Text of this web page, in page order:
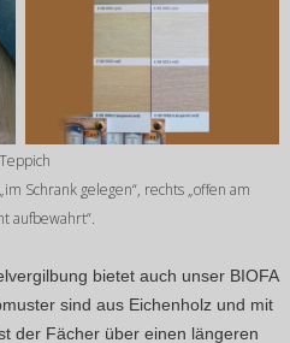
unter einem Teppich
Schrank gelegen“, rechts „offen am
aufbewahrt“.
bietet auch unser BIOFA
sind aus Eichenholz und mit
der Fächer über einen längeren